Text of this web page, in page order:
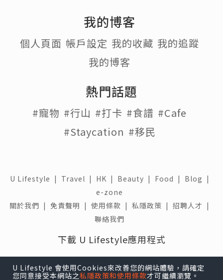
我的博客
個人頁面 帳戶設定 我的收藏 我的追蹤
我的博客
熱門話題
#寵物 #行山 #打卡 #食譜 #Cafe
#Staycation #移民
U Lifestyle | Travel | HK | Beauty | Food | Blog |
e-zone
關於我們 | 免責聲明 | 使用條款 | 私隱政策 | 招聘人才 |
聯絡我們
下載 U Lifestyle應用程式
U Lifestyle 會使用Cookies來改善您的網站體驗，請確定
您同意接受本網站之私隱政策和使用條款才可繼續瀏覽。